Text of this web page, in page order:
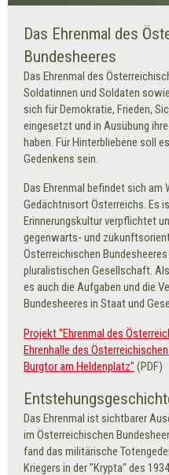
Das Ehrenmal des
Bundesheeres
Das Ehrenmal des
Soldatinnen und Soldaten
sich für Demokratie, Frieden,
eingesetzt und in Ausübung
haben. Für Hinterbliebene soll
Gedenkens sein.
Das Ehrenmal befindet sich am
Gedächtnisort Österreichs. Es
Erinnerungskultur verpflichtet
gegenwarts- und
Österreichischen
pluralistischen Gesellschaft.
es auch die Aufgaben und die
Bundesheeres in Staat und
Projekt "Ehrenmal des
Ehrenhalle des
Burgtor am Heldenplatz" (PDF)
Das Ehrenmal ist sichtbarer
im Österreichischen
fand das militärische
Kriegers in der "Krypta" des